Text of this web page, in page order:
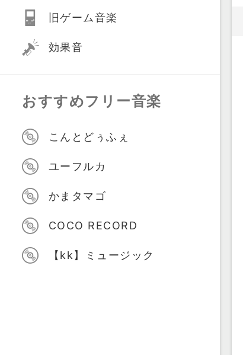
旧ゲーム音楽
効果音
おすすめフリー音楽
こんとどぅふぇ
ユーフルカ
かまタマゴ
COCO RECORD
【kk】ミュージック